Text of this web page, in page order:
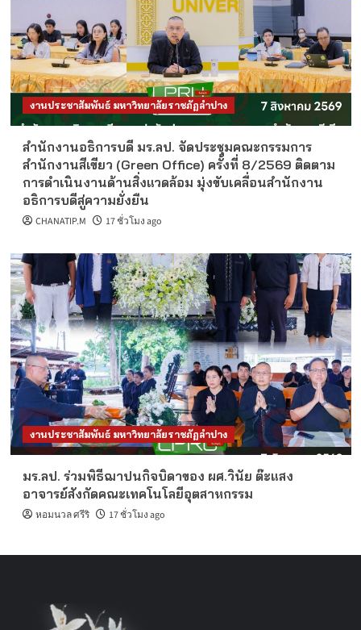
งานประชาสัมพันธ์ มหาวิทยาลัยราชภัฏลำปาง
สำนักงานอธิการบดี มร.ลป. จัดประชุมคณะกรรมการ
สำนักงานสีเขียว (Green Office) ครั้งที่ 8/2569 ติดตาม
การดำเนินงานด้านสิ่งแวดล้อม มุ่งขับเคลื่อนสำนักงาน
อธิการบดีสู่ความยั่งยืน
CHANATIP.M 17 ชั่วโมง ago
งานประชาสัมพันธ์ มหาวิทยาลัยราชภัฏลำปาง
มร.ลป. ร่วมพิธีฌาปนกิจบิดาของ ผศ.วินัย ต๊ะแสง
อาจารย์สังกัดคณะเทคโนโลยีอุตสาหกรรม
หอมนวล ศรีริ 17 ชั่วโมง ago